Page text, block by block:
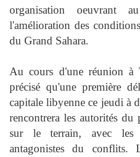
organisation oeuvrant
l'amélioration des
du Grand Sahara.
Au cours d'une réunion
précisé qu'une première
capitale libyenne ce jeudi à
rencontrera les autorités du
sur le terrain, avec les
antagonistes du conflits.